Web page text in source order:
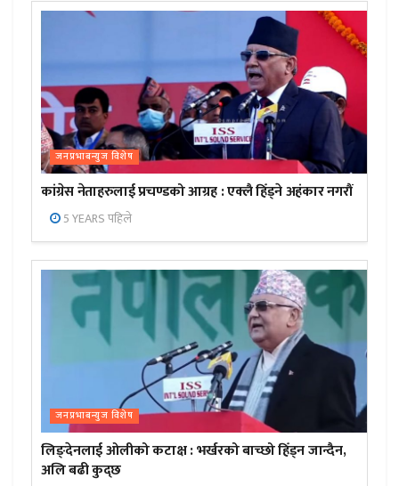
जनप्रभाबन्युज विशेष
कांग्रेस नेताहरुलाई प्रचण्डको आग्रह : एक्लै हिँड्ने अहंकार नगरौं
5 YEARS पहिले
जनप्रभाबन्युज विशेष
लिङ्देनलाई ओलीको कटाक्ष : भर्खरको बाच्छो हिँड्न जान्दैन,
अलि बढी कुद्छ